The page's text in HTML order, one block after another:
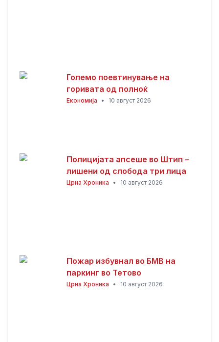
Големо поевтинување на
горивата од полноќ
Економија • 10 август 2026
Полицијата апсеше во Штип –
лишени од слобода три лица
Црна Хроника • 10 август 2026
Пожар избувнал во БМВ на
паркинг во Тетово
Црна Хроника • 10 август 2026